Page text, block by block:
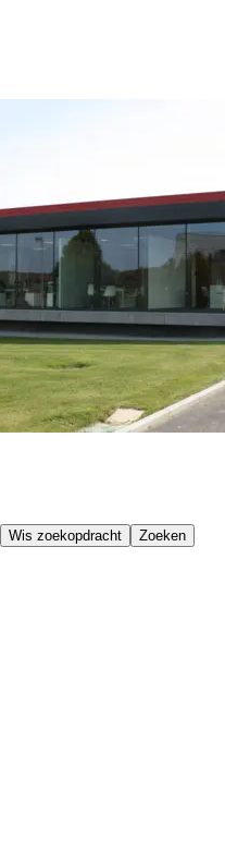
Wis zoekopdracht Zoeken